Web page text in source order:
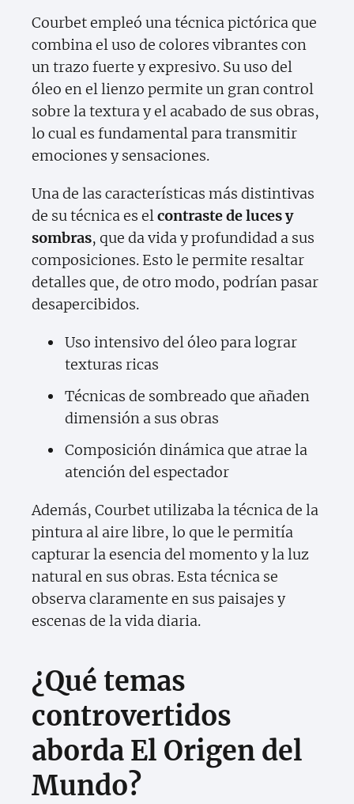
Courbet empleó una técnica pictórica que
combina el uso de colores vibrantes con
un trazo fuerte y expresivo. Su uso del
óleo en el lienzo permite un gran control
sobre la textura y el acabado de sus obras,
lo cual es fundamental para transmitir
emociones y sensaciones.
Una de las características más distintivas
de su técnica es elcontraste de luces y
sombras, que da vida y profundidad a sus
composiciones. Esto le permite resaltar
detalles que, de otro modo, podrían pasar
desapercibidos.
Uso intensivo del óleo para lograr
texturas ricas
Técnicas de sombreado que añaden
dimensión a sus obras
Composición dinámica que atrae la
atención del espectador
Además, Courbet utilizaba la técnica de la
pintura al aire libre, lo que le permitía
capturar la esencia del momento y la luz
natural en sus obras. Esta técnica se
observa claramente en sus paisajes y
escenas de la vida diaria.
¿Qué temas
controvertidos
aborda El Origen del
Mundo?